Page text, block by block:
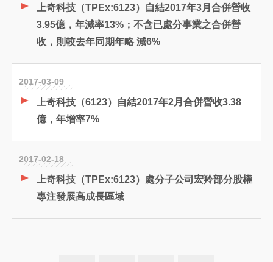
上奇科技（TPEx:6123）自結2017年3月合併營收
3.95億，年減率13%；不含已處分事業之合併營
收，則較去年同期年略 減6%
2017-03-09
上奇科技（6123）自結2017年2月合併營收3.38
億，年增率7%
2017-02-18
上奇科技（TPEx:6123）處分子公司宏羚部分股權
專注發展高成長區域